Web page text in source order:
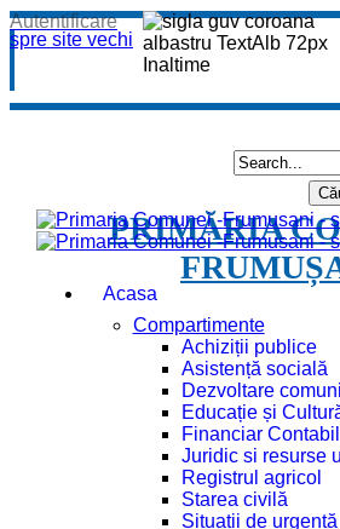
spre site vechi
Autentificare
PRIMĂRIA
Acasa
Compartimente
Achiziții publice
Asistență socială
Dezvoltare
Educație și
Financiar Contabil
Juridic si resurse
Registrul agricol
Starea civilă
Situații de urgență